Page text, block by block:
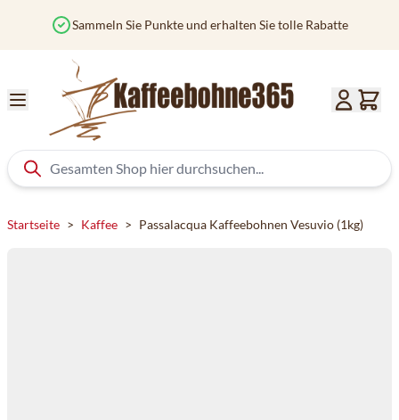
und erhalten Sie tolle Rabatte Verfolgen Sie Ihre
Startseite > Kaffee > Passalacqua Kaffeebohnen Vesuvio (1kg)